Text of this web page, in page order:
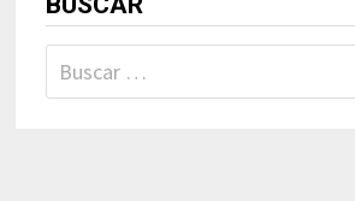
Buscar: